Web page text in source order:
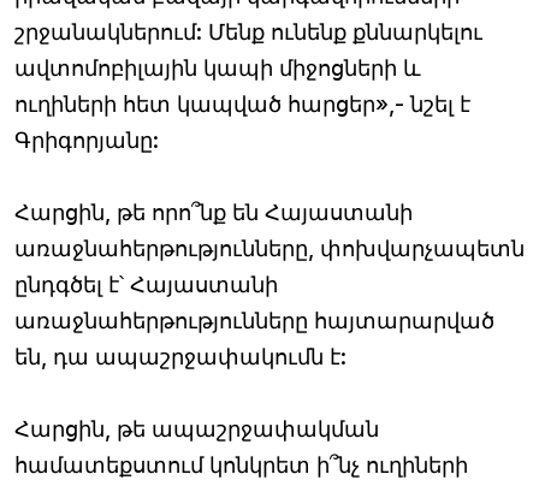
շրջանակներում: Մենք ունենք քննարկելու
ավտոմոբիլային կապի միջոցների և
ուղիների հետ կապված հարցեր»,- նշել է
Գրիգորյանը:
Հարցին, թե որո՞նք են Հայաստանի
առաջնահերթությունները, փոխվարչապետն
ընդգծել է՝ Հայաստանի
առաջնահերթությունները հայտարարված
են, դա ապաշրջափակումն է:
Հարցին, թե ապաշրջափակման
համատեքստում կոնկրետ ի՞նչ ուղիների